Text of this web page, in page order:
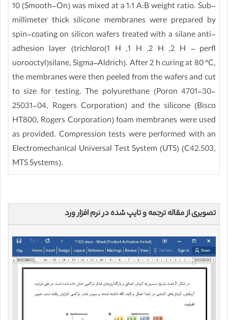
10 (Smooth-On) was mixed at a 1:1 A:B weight ratio. Sub-
millimeter thick silicone membranes were prepared by
spin-coating on silicon wafers treated with a silane anti-
adhesion layer (trichloro(1 H ,1 H ,2 H ,2 H – perfl
uorooctyl)silane, Sigma–Aldrich). After 2 h curing at 80 °C,
the membranes were then peeled from the wafers and cut
to size for testing. The polyurethane (Poron 4701-30-
25031-04, Rogers Corporation) and the silicone (Bisco
HT800, Rogers Corporation) foam membranes were used
as provided. Compression tests were performed with an
Electromechanical Universal Test System (UTS) (C42.503,
MTS Systems).
تصویری از مقاله ترجمه و تایپ شده در نرم افزار ورد